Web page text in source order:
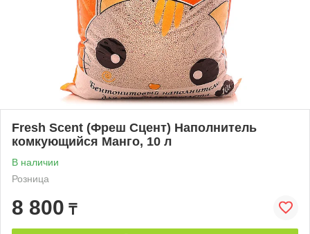
Fresh Scent (Фреш Сцент) Наполнитель
комкующийся Манго, 10 л
В наличии
Розница
8 800 ₸